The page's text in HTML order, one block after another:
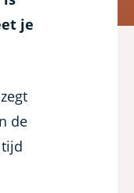
je
de